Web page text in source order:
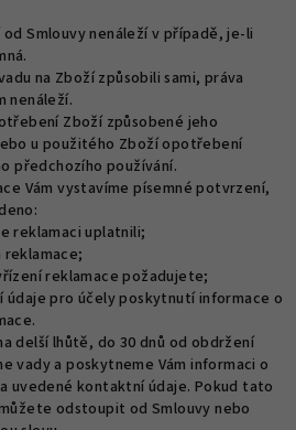
Smlouvy nenáleží v případě, je-li
na Zboží způsobili sami, práva
nenáleží.
Zboží způsobené jeho
u použitého Zboží opotřebení
předchozího používání.
Vám vystavíme písemné potvrzení,
reklamaci uplatnili;
reklamace;
reklamace požadujete;
údaje pro účely poskytnutí informace o
delší lhůtě, do 30 dnů od obdržení
vady a poskytneme Vám informaci o
uvedené kontaktní údaje. Pokud tato
odstoupit od Smlouvy nebo